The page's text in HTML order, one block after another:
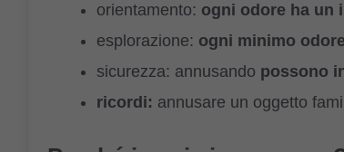
orientamento: ogni odore ha un
esplorazione: ogni minimo
sicurezza: annusando possono
ricordi: annusare un oggetto